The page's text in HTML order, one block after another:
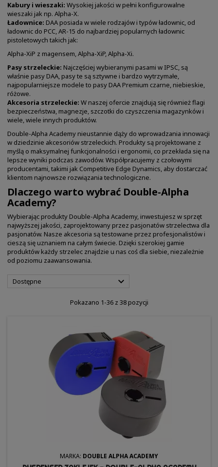
Kabury i wieszaki: Wysokiej jakości w pełni konfigurowalne
wieszaki jak np. Alpha-X.
Ładownice: DAA posiada w wiele rodzajów i typów ładownic, od
ładownic do PCC, AR-15 do najbardziej popularnych ładownic
pistoletowych takich jak:
Alpha-XiP z magensem,Alpha-XiP,Alpha-Xi.
Pasy strzeleckie: Najczęściej wybieranymi pasami w IPSC, są
właśnie pasy DAA, pasy te są sztywne i bardzo wytrzymałe,
najpopularniejsze modele to pasy DAA Premium czarne,niebieskie,
różowe.
Akcesoria strzeleckie: W naszej ofercie znajdują się również flagi
bezpieczeństwa, magnezje, szczotki do czyszczenia magazynków i
wiele, wiele innych produktów.
Double-Alpha Academy nieustannie dąży do wprowadzania innowacji
w dziedzinie akcesoriów strzeleckich. Produkty są projektowane z
myślą o maksymalnej funkcjonalności i ergonomii, co przekłada się na
lepsze wyniki podczas zawodów. Współpracujemy z czołowymi
producentami, takimi jak Competitive Edge Dynamics, aby dostarczać
klientom najnowsze rozwiązania technologiczne.
Dlaczego warto wybrać Double-Alpha
Academy?
Wybierając produkty Double-Alpha Academy, inwestujesz w sprzęt
najwyższej jakości, zaprojektowany przez pasjonatów strzelectwa dla
pasjonatów. Nasze akcesoria są testowane przez profesjonalistów i
cieszą się uznaniem na całym świecie. Dzięki szerokiej gamie
produktów każdy strzelec znajdzie u nas coś dla siebie, niezależnie
od poziomu zaawansowania.
Dostępne 
Pokazano 1-36 z 38 pozycji
MARKA: DOUBLE ALPHA ACADEMY